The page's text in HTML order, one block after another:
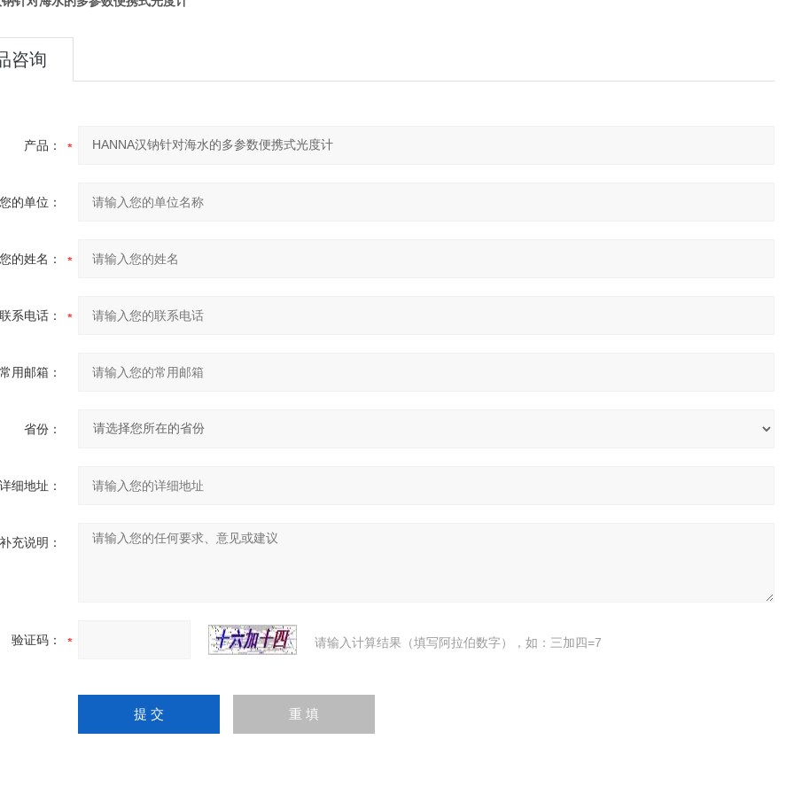
咨询
产品：
您的单位：
您的姓名：
联系电话：
常用邮箱：
省份：
详细地址：
补充说明：
验证码： 请输入计算结果（填写阿拉伯数字），如：三加四=7